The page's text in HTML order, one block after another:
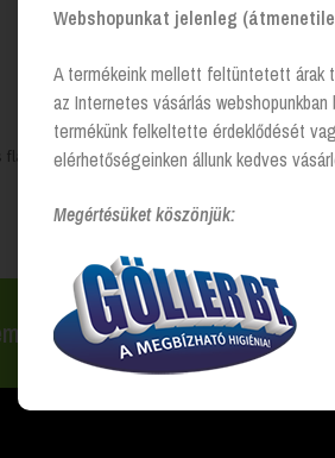
flakon” címkével rendelkező termékek
találsz valamit? Hívj és
Webshopunkat jelenleg
A termékeink mellett feltüntetett árak
az Internetes vásárlás
termékünk felkeltette érdeklődését
elérhetőségeinken állunk kedves
Megértésüket köszönjük: